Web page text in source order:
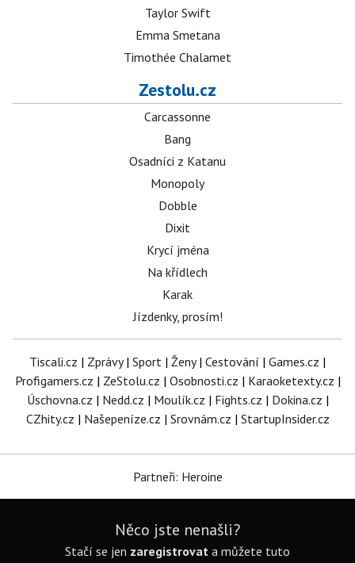
Taylor Swift
Emma Smetana
Timothée Chalamet
Zestolu.cz
Carcassonne
Bang
Osadníci z Katanu
Monopoly
Dobble
Dixit
Krycí jména
Na křídlech
Karak
Jízdenky, prosím!
Tiscali.cz | Zprávy| Sport | Ženy| Cestování | Games.cz |
Profigamers.cz | ZeStolu.cz | Osobnosti.cz | Karaoketexty.cz |
Úschovna.cz | Nedd.cz | Moulík.cz | Fights.cz | Dokina.cz |
CZhity.cz | Našepeníze.cz | Srovnám.cz | StartupInsider.cz
Partneři: Heroine
Něco jste nenašli?
Stačí se jen zaregistrovat a můžete tuto